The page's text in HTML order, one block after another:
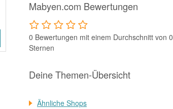
Mabyen.com Bewertungen
0 Bewertungen mit einem Durchschnitt von 0
Sternen
Deine Themen-Übersicht
Ähnliche Shops